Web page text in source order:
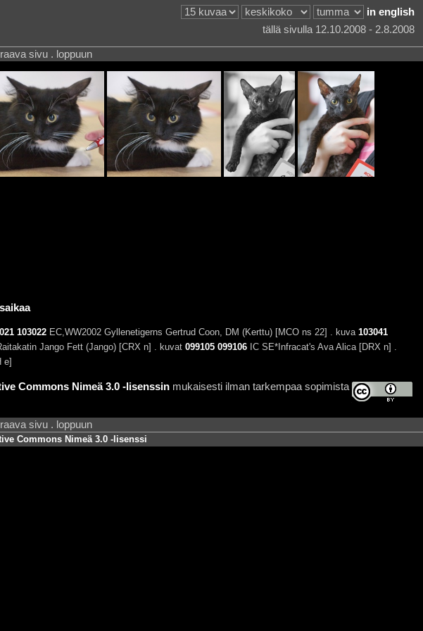
in english
tällä sivulla 12.10.2008 - 2.8.2008
sivu . loppuun
103022EC,WW2002 Gyllenetigerns Gertrud Coon, DM (Kerttu) [MCO ns 22] . kuva 103041
Jango Fett (Jango) [CRX n] . kuvat 099105 099106IC SE*Infracat's Ava Alica [DRX n] .
e]
Commons Nimeä 3.0 -lisenssinmukaisesti ilman tarkempaa sopimista
sivu . loppuun
Commons Nimeä 3.0 -lisenssi